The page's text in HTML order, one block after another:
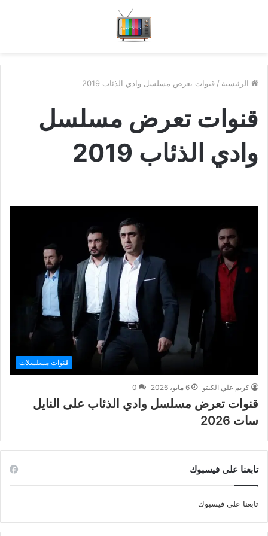
الرئيسية / قنوات تعرض مسلسل وادي الذئاب 2019
قنوات تعرض مسلسل
وادي الذئاب 2019
قنوات مسلسلات
كريم علي الكيتو 6 مايو، 2026 0
قنوات تعرض مسلسل وادي الذئاب على النايل
سات 2026
تابعنا على فيسبوك
تابعنا على فيسبوك